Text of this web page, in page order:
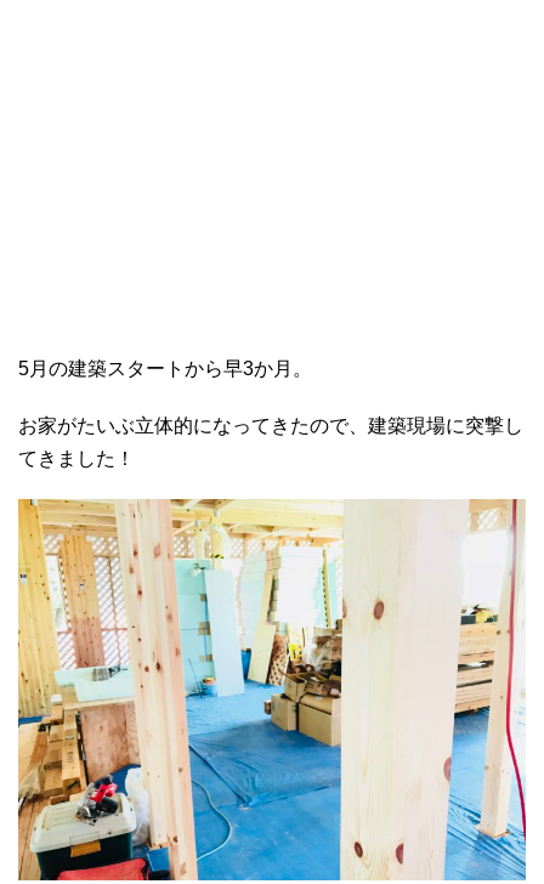
5月の建築スタートから早3か月。
お家がたいぶ立体的になってきたので、建築現場に突撃し
てきました！